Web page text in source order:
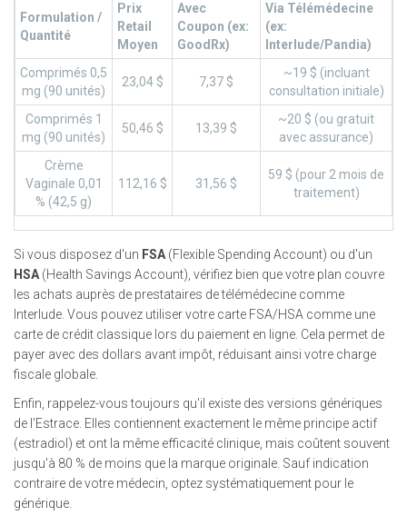
Formulation /
Quantité
Prix
Retail
Moyen
Avec
Coupon (ex:
GoodRx)
Via Télémédecine
(ex:
Interlude/Pandia)
Comprimés 0,5
mg (90 unités)
23,04 $ 7,37 $
~19 $ (incluant
consultation initiale)
Comprimés 1
mg (90 unités)
50,46 $ 13,39 $
~20 $ (ou gratuit
avec assurance)
Crème
Vaginale 0,01
% (42,5 g)
112,16 $ 31,56 $
59 $ (pour 2 mois de
traitement)
Si vous disposez d'un FSA(Flexible Spending Account) ou d'un
HSA(Health Savings Account), vérifiez bien que votre plan couvre
les achats auprès de prestataires de télémédecine comme
Interlude. Vous pouvez utiliser votre carte FSA/HSA comme une
carte de crédit classique lors du paiement en ligne. Cela permet de
payer avec des dollars avant impôt, réduisant ainsi votre charge
fiscale globale.
Enfin, rappelez-vous toujours qu'il existe des versions génériques
de l'Estrace. Elles contiennent exactement le même principe actif
(estradiol) et ont la même efficacité clinique, mais coûtent souvent
jusqu'à 80 % de moins que la marque originale. Sauf indication
contraire de votre médecin, optez systématiquement pour le
générique.